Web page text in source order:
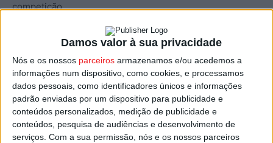
Damos valor à sua privacidade
Nós e os nossos parceiros armazenamos e/ou acedemos a
informações num dispositivo, como cookies, e processamos
dados pessoais, como identificadores únicos e informações
padrão enviadas por um dispositivo para publicidade e
conteúdos personalizados, medição de publicidade e
conteúdos, pesquisa de audiências e desenvolvimento de
serviços. Com a sua permissão, nós e os nossos parceiros
competição.
Nelasport, terceiro classificado no
focado em fechar a época com a conquista de mais um
troféu.
O programa daTaça de Portugal arranca na tarde de
sábado, 15 de novembro, com treinos livres, treinos